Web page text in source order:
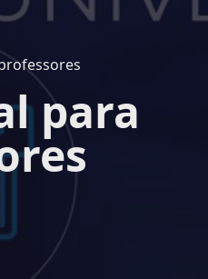
para